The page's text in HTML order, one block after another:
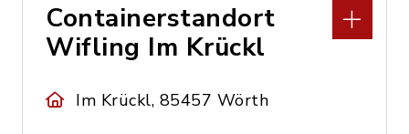
Containerstandort
Wifling Im Krückl
Im Krückl, 85457 Wörth